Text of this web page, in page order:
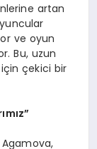
artan
ve oyun
Bu, uzun
için çekici bir
Agamova,